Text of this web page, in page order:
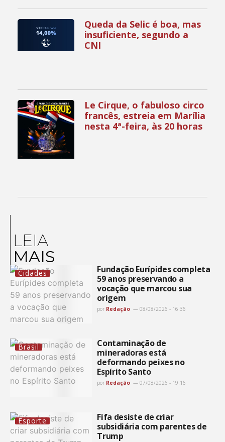
Queda da Selic é boa, mas
insuficiente, segundo a
CNI
Le Cirque, o fabuloso circo
francês, estreia em Marília
nesta 4ª-feira, às 20 horas
LEIA
MAIS
Cidades
Fundação Eurípides completa
59 anos preservando a
vocação que marcou sua
origem
por Redação 08/08/2026 - 16:36
Brasil
Contaminação de
mineradoras está
deformando peixes no
Espírito Santo
por Redação 07/08/2026 - 19:16
Esporte
Fifa desiste de criar
subsidiária com parentes de
Trump